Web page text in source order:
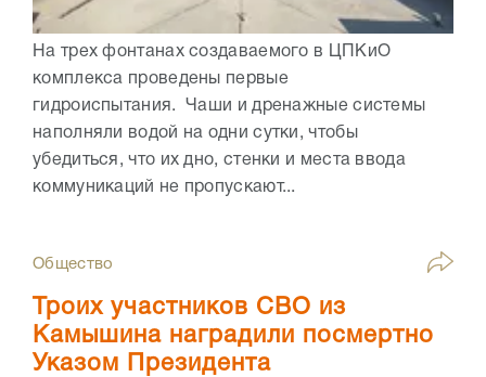
На трех фонтанах создаваемого в ЦПКиО
комплекса проведены первые
гидроиспытания. Чаши и дренажные системы
наполняли водой на одни сутки, чтобы
убедиться, что их дно, стенки и места ввода
коммуникаций не пропускают...
Общество
Троих участников СВО из
Камышина наградили посмертно
Указом Президента